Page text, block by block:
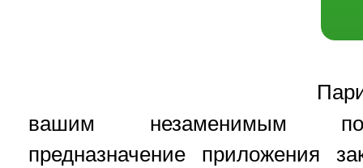
вашим незаменимым
предназначение приложения